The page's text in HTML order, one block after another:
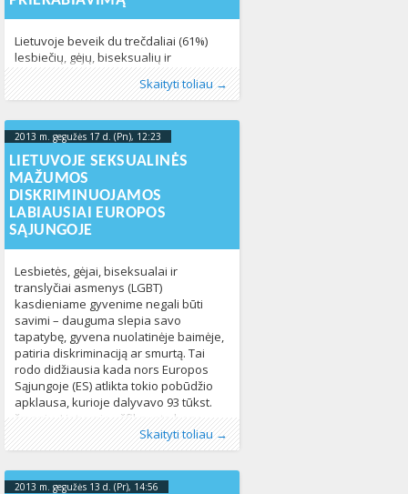
Lietuvoje beveik du trečdaliai (61%)
lesbiečių, gėjų, biseksualių ir
transseksualių (LGBT) asmenų teigia
patiriantys diskriminaciją ar
orientacijos ar lytinės tapatybės, rodo
Europos Sąjungos (ES) Pagrindinių
teisių agentūros (FRA) 2013 m. gegužės
17 d. paskelbti apklausos rezultatai.
Tyrimo duomenimis, tai didžiausia
diskriminaciją jaučiančių LGBT*
asmenų dalis tarp visų ES šalių ir
Kroatijos. Diskriminaciją
Skaityti toliau →
Publikavo:Aliona, LGL
Kategorijos:LGBT pasaulyje,Lietuvoje,
Naujienos,Pasaulyje446
Žymos:Apklausa,diskriminacija,LGBT,
pagrindiniu teisiu agentura502
2013 m. gegužės 17 d. (Pn), 12:23
26T14:48:04+00:00
LIETUVOJE SEKSUALINĖS
MAŽUMOS
DISKRIMINUOJAMOS
LABIAUSIAI EUROPOS
SĄJUNGOJE
Lesbietės, gėjai, biseksualai ir
translyčiai asmenys (LGBT)
kasdieniame gyvenime negali būti
savimi – dauguma slepia savo
tapatybę, gyvena nuolatinėje baimėje,
patiria diskriminaciją ar smurtą. Tai
rodo didžiausia kada nors Europos
Sąjungoje (ES) atlikta tokio pobūdžio
apklausa, kurioje dalyvavo 93 tūkst.
žmonių. Lietuvoje užfiksuota bene
stipriausias diskriminavimas ir
priekabiavimas, ypač švietimo
įstaigose. „Patiriu tiek daug
diskriminacijos,
Skaityti toliau →
Publikavo:Aliona, LGL
Kategorijos:LGBT pasaulyje,Lietuvoje,
Naujienos,Pasaulyje446
Žymos:Apklausa,diskriminacija,pagrindiniu
teisiu agentura423
2013 m. gegužės 13 d. (Pr), 14:56